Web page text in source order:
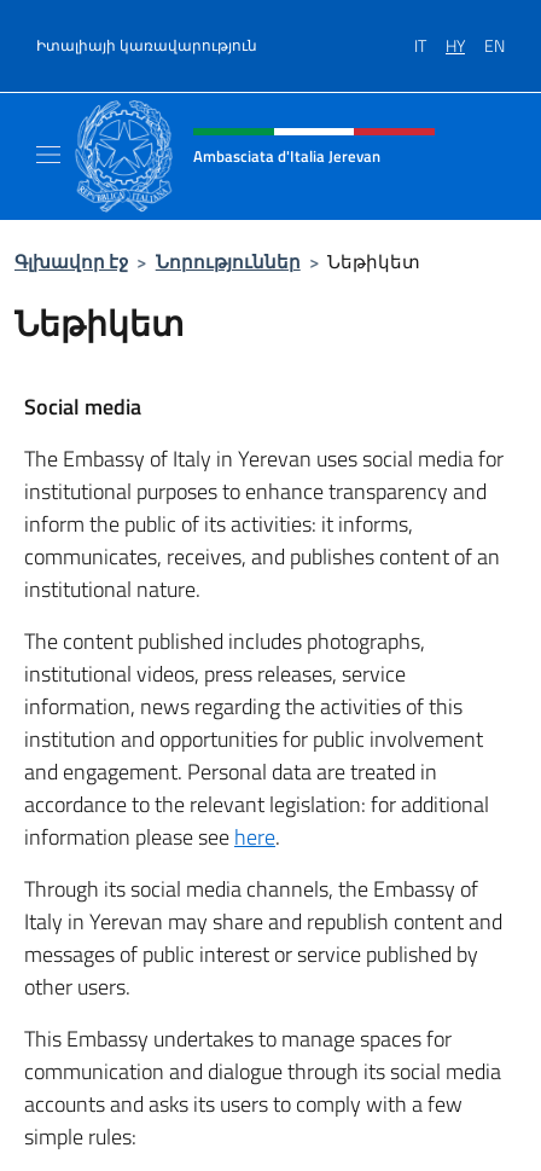
Իտալիայի կառավարություն IT HY EN
Intestazione sito, social e menù
Ambasciata d'Italia Jerevan
Գլխավոր էջ > Նորություններ > Նեթիկետ
Նեթիկետ
Social media
The Embassy of Italy in Yerevan uses social media for
institutional purposes to enhance transparency and
inform the public of its activities: it informs,
communicates, receives, and publishes content of an
institutional nature.
The content published includes photographs,
institutional videos, press releases, service
information, news regarding the activities of this
institution and opportunities for public involvement
and engagement. Personal data are treated in
accordance to the relevant legislation: for additional
information please seehere.
Through its social media channels, the Embassy of
Italy in Yerevan may share and republish content and
messages of public interest or service published by
other users.
This Embassy undertakes to manage spaces for
communication and dialogue through its social media
accounts and asks its users to comply with a few
simple rules: